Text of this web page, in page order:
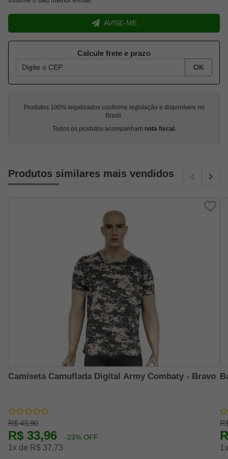
AVISE-ME
Calcule frete e prazo
OK
Produtos 100% legalizados conforme legislação e disponíveis no
Brasil.
Todos os produtos acompanham nota fiscal.
Produtos similares mais vendidos
Camiseta Camuflada Digital Army Combaty - Bravo
R$ 43,90
R$ 33,96 -23% OFF
1x de R$ 37,73